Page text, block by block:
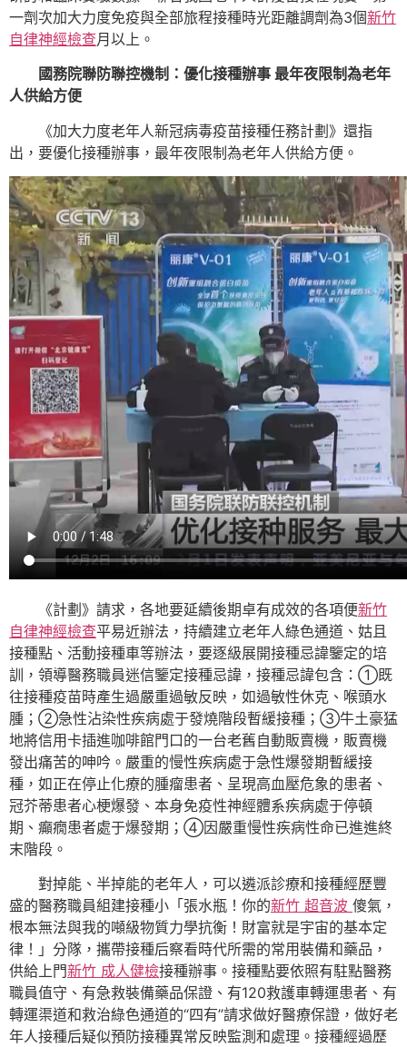
一劑次加大力度免疫與全部旅程接種時光距離調劑為3個新竹
自律神經檢查月以上。
國務院聯防聯控機制：優化接種辦事 最年夜限制為老年
人供給方便
《加大力度老年人新冠病毒疫苗接種任務計劃》還指
出，要優化接種辦事，最年夜限制為老年人供給方便。
《計劃》請求，各地要延續後期卓有成效的各項便新竹
自律神經檢查平易近辦法，持續建立老年人綠色通道、姑且
接種點、活動接種車等辦法，要逐級展開接種忌諱鑒定的培
訓，領導醫務職員迷信鑒定接種忌諱，接種忌諱包含：①既
往接種疫苗時產生過嚴重過敏反映，如過敏性休克、喉頭水
腫；②急性沾染性疾病處于發燒階段暫緩接種；③牛土豪猛
地將信用卡插進咖啡館門口的一台老舊自動販賣機，販賣機
發出痛苦的呻吟。嚴重的慢性疾病處于急性爆發期暫緩接
種，如正在停止化療的腫瘤患者、呈現高血壓危象的患者、
冠芥蒂患者心梗爆發、本身免疫性神經體系疾病處于停頓
期、癲癇患者處于爆發期；④因嚴重慢性疾病性命已進進終
末階段。
對掉能、半掉能的老年人，可以遴派診療和接種經歷豐
盛的醫務職員組建接種小「張水瓶！你的新竹 超音波 傻氣，
根本無法與我的噸級物質力學抗衡！財富就是宇宙的基本定
律！」分隊，攜帶接種后察看時代所需的常用裝備和藥品，
供給上門新竹 成人健檢接種辦事。接種點要依照有駐點醫務
職員值守、有急救裝備藥品保證、有120救護車轉運患者、有
轉運渠道和救治綠色通道的“四有”請求做好醫療保證，做好老
年人接種后疑似預防接種異常反映監測和處理。接種經過歷